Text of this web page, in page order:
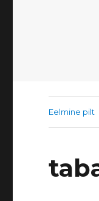
Eelmine pilt